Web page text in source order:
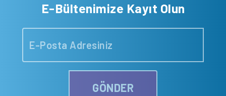
E-Bültenimize Kayıt Olun
GÖNDER